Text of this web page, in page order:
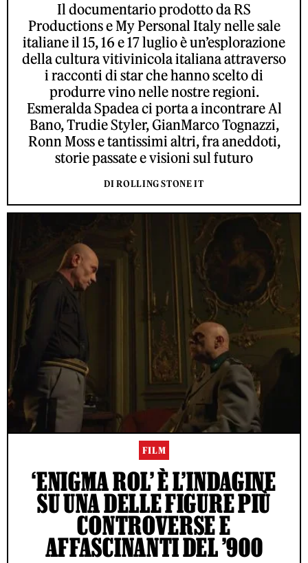
Il documentario prodotto da RS
Productions e My Personal Italy nelle sale
italiane il 15, 16 e 17 luglio è un’esplorazione
della cultura vitivinicola italiana attraverso
i racconti di star che hanno scelto di
produrre vino nelle nostre regioni.
Esmeralda Spadea ci porta a incontrare Al
Bano, Trudie Styler, GianMarco Tognazzi,
Ronn Moss e tantissimi altri, fra aneddoti,
storie passate e visioni sul futuro
DI ROLLING STONE IT
FILM
‘ENIGMA ROL’ È L’INDAGINE
SU UNA DELLE FIGURE PIÙ
CONTROVERSE E
AFFASCINANTI DEL ’900